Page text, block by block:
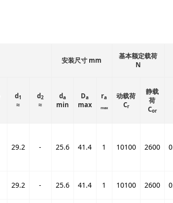
安装尺寸 mm
基本额定载荷
N
d1
≈
d2
≈
da
min
Da
max
ra
max
动载荷
Cr
静载
荷
Cor
29.2 - 25.6 41.4 1 10100 2600
29.2 - 25.6 41.4 1 10100 2600